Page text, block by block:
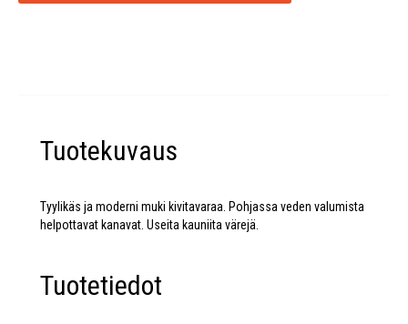
Tuotekuvaus
Tyylikäs ja moderni muki kivitavaraa. Pohjassa veden valumista
helpottavat kanavat. Useita kauniita värejä.
Tuotetiedot